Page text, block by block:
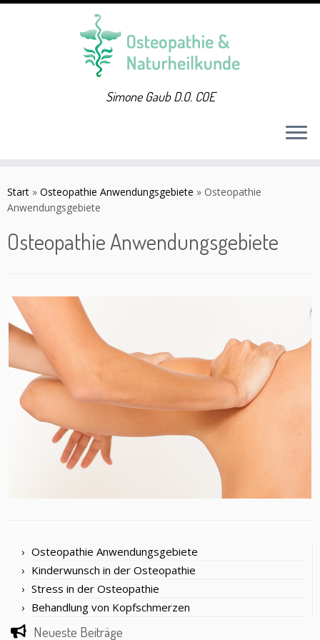
Inhalt
springen
Simone Gaub D.O. COE
Start » Osteopathie Anwendungsgebiete » Osteopathie
Anwendungsgebiete
Osteopathie Anwendungsgebiete
Osteopathie Anwendungsgebiete
Kinderwunsch in der Osteopathie
Stress in der Osteopathie
Behandlung von Kopfschmerzen
Neueste Beiträge